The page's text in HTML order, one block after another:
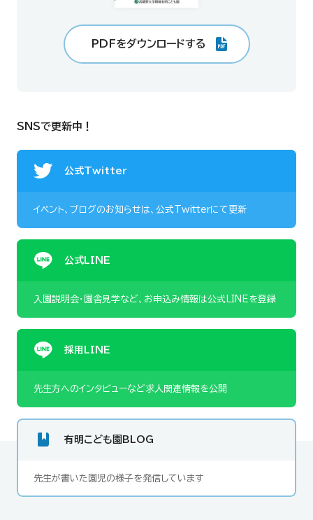
PDFをダウンロードする
SNSで更新中！
公式Twitter
イベント、ブログのお知らせは、 公式Twitterにて更新
公式LINE
入園説明会・園舎見学など、 お申込み情報は公式LINEを登録
採用LINE
先生方へのインタビューなど求人関連情報を公開
有明こども園BLOG
先生が書いた園児の様子を発信しています